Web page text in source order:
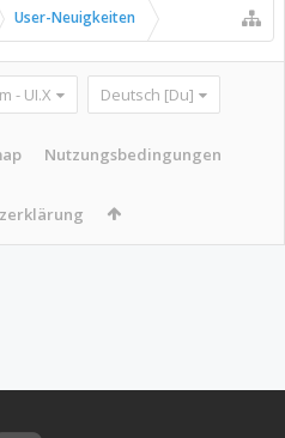
User-Neuigkeiten
- UI.X Deutsch [Du]
Nutzungsbedingungen